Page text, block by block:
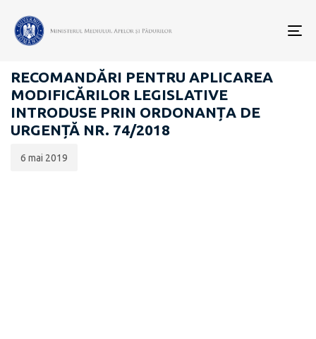
DEȘEURI
RECOMANDĂRI PENTRU APLICAREA
MODIFICĂRILOR LEGISLATIVE
INTRODUSE PRIN ORDONANȚA DE
URGENȚĂ NR. 74/2018
publicării:
6 mai 2019